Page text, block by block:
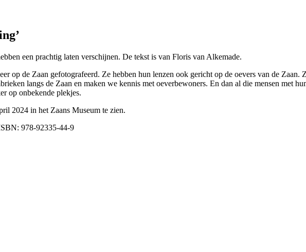
een prachtig laten verschijnen. De tekst is van Floris van Alkemade.
op de Zaan gefotografeerd. Ze hebben hun lenzen ook gericht op de oevers van de
langs de Zaan en maken we kennis met oeverbewoners. En dan al die mensen met
op onbekende plekjes.
2024 in het Zaans Museum te zien.
978-92335-44-9